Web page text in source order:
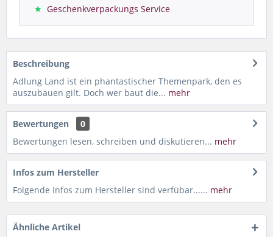
Geschenkverpackungs Service
Beschreibung
Adlung Land ist ein phantastischer Themenpark, den es
auszubauen gilt. Doch wer baut die... mehr
Bewertungen
0
Bewertungen lesen, schreiben und diskutieren... mehr
Infos zum Hersteller
Folgende Infos zum Hersteller sind verfübar...... mehr
Ähnliche Artikel